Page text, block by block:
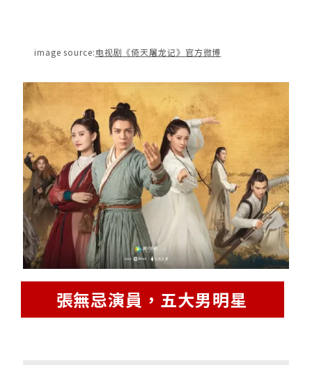
image source:电视剧《倚天屠龙记》官方微博
張無忌演員，五大男明星